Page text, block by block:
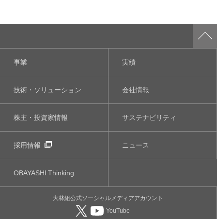
事業 実績
技術・ソリューション 会社情報
株主・投資家情報 サステナビリティ
採用情報 ニュース
OBAYASHIThinking
大林組公式ソーシャルメディアアカウント
YouTube